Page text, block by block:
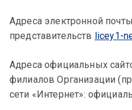
Адреса электронной
представительств licey1-
Адреса официальных
филиалов Организации
сети «Интернет»: